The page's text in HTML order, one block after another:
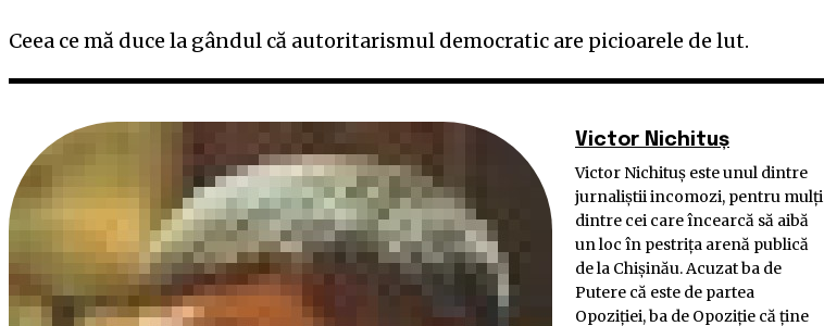
Ceea ce mă duce la gândul că autoritarismul democratic are picioarele de lut.
Victor Nichituș
Victor Nichituş este unul dintre
jurnaliştii incomozi, pentru mulţi
dintre cei care încearcă să aibă
un loc în pestriţa arenă publică
de la Chişinău. Acuzat ba de
Putere că este de partea
Opoziției, ba de Opoziție că ține